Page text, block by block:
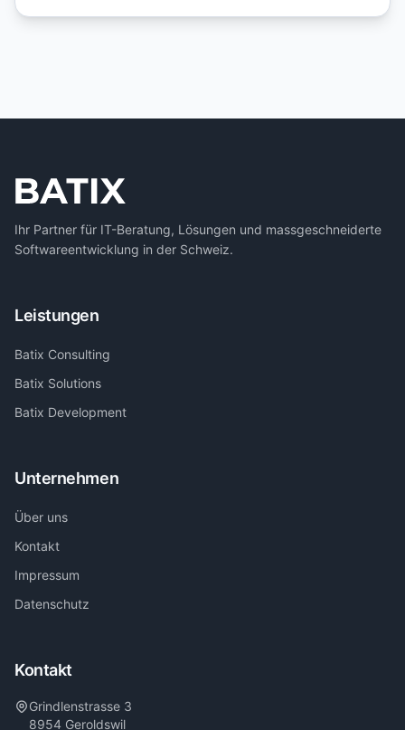
Ihr Partner für IT-Beratung, Lösungen und massgeschneiderte
Softwareentwicklung in der Schweiz.
Leistungen
Batix Consulting
Batix Solutions
Batix Development
Unternehmen
Über uns
Kontakt
Impressum
Datenschutz
Kontakt
Grindlenstrasse 3
8954 Geroldswil